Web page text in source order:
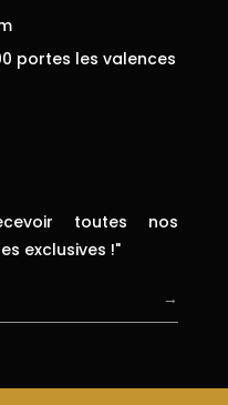
portes les valences
toutes nos
exclusives !"
→